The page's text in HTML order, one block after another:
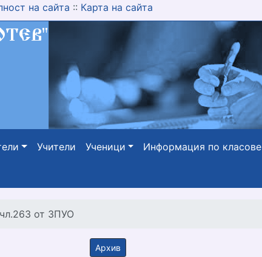
на сайта :: Карта на сайта
Учители Ученици Информация по класове
от ЗПУО
Архив